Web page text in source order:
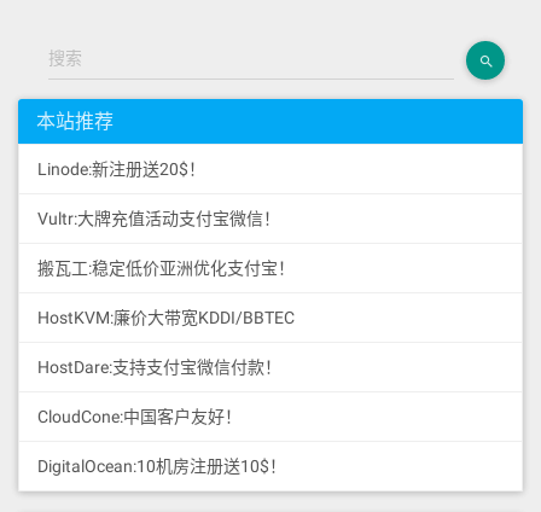
搜索
本站推荐
Linode:新注册送20$！
Vultr:大牌充值活动支付宝微信！
搬瓦工:稳定低价亚洲优化支付宝！
HostKVM:廉价大带宽KDDI/BBTEC
HostDare:支持支付宝微信付款！
CloudCone:中国客户友好！
DigitalOcean:10机房注册送10$！